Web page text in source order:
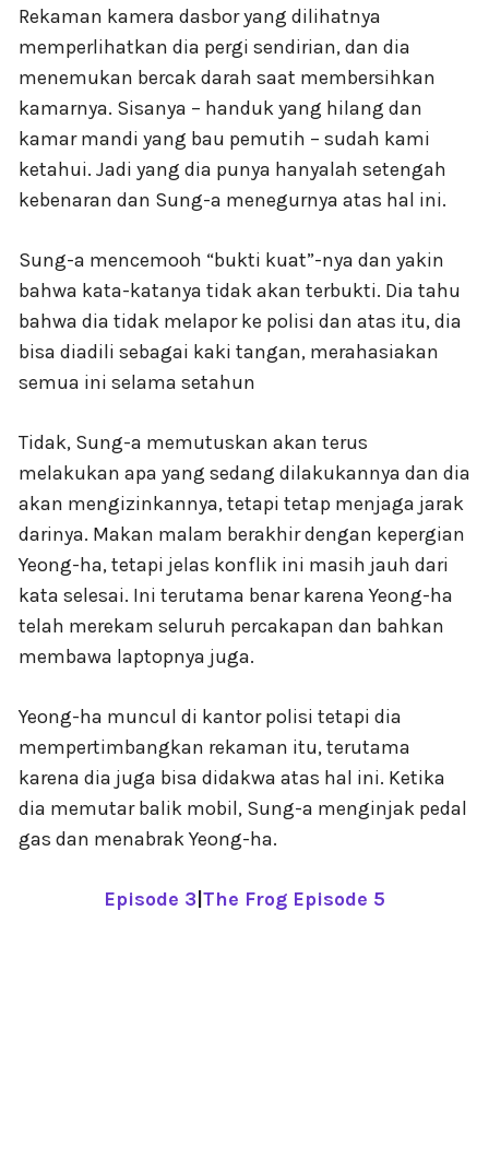
Rekaman kamera dasbor yang dilihatnya
memperlihatkan dia pergi sendirian, dan dia
menemukan bercak darah saat membersihkan
kamarnya. Sisanya – handuk yang hilang dan
kamar mandi yang bau pemutih – sudah kami
ketahui. Jadi yang dia punya hanyalah setengah
kebenaran dan Sung-a menegurnya atas hal ini.
Sung-a mencemooh “bukti kuat”-nya dan yakin
bahwa kata-katanya tidak akan terbukti. Dia tahu
bahwa dia tidak melapor ke polisi dan atas itu, dia
bisa diadili sebagai kaki tangan, merahasiakan
semua ini selama setahun
Tidak, Sung-a memutuskan akan terus
melakukan apa yang sedang dilakukannya dan dia
akan mengizinkannya, tetapi tetap menjaga jarak
darinya. Makan malam berakhir dengan kepergian
Yeong-ha, tetapi jelas konflik ini masih jauh dari
kata selesai. Ini terutama benar karena Yeong-ha
telah merekam seluruh percakapan dan bahkan
membawa laptopnya juga.
Yeong-ha muncul di kantor polisi tetapi dia
mempertimbangkan rekaman itu, terutama
karena dia juga bisa didakwa atas hal ini. Ketika
dia memutar balik mobil, Sung-a menginjak pedal
gas dan menabrak Yeong-ha.
Episode 3 The Frog Episode 5